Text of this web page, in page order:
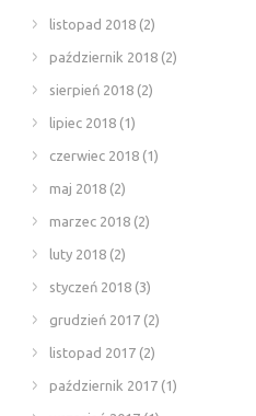
listopad 2018 (2)
październik 2018 (2)
sierpień 2018 (2)
lipiec 2018 (1)
czerwiec 2018 (1)
maj 2018 (2)
marzec 2018 (2)
luty 2018 (2)
styczeń 2018 (3)
grudzień 2017 (2)
listopad 2017 (2)
październik 2017 (1)